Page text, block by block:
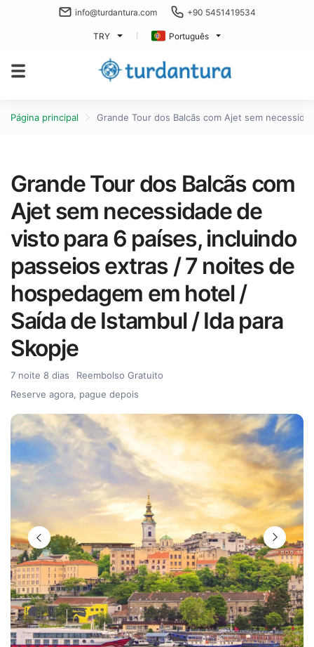
info@turdantura.com +90 5451419534
TRY Português
Página principal Grande Tour dos Balcãs com Ajet sem
Grande Tour dos Balcãs com
Ajet sem necessidade de
visto para 6 países, incluindo
passeios extras / 7 noites de
hospedagem em hotel /
Saída de Istambul / Ida para
Skopje
7 noite 8 dias
Reembolso Gratuito
Reserve agora, pague depois